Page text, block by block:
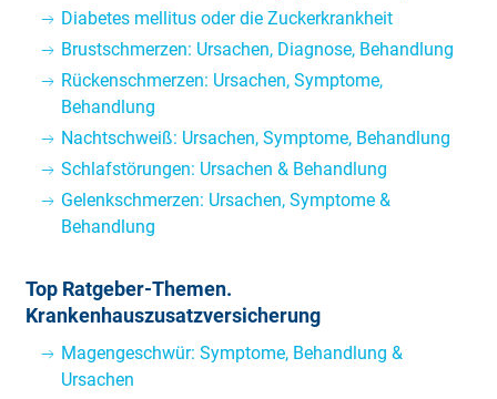
Diabetes mellitus oder die Zuckerkrankheit
Brustschmerzen: Ursachen, Diagnose, Behandlung
Rückenschmerzen: Ursachen, Symptome,
Behandlung
Nachtschweiß: Ursachen, Symptome, Behandlung
Schlafstörungen: Ursachen & Behandlung
Gelenkschmerzen: Ursachen, Symptome &
Behandlung
Top Ratgeber-Themen.
Krankenhauszusatzversicherung
Magengeschwür: Symptome, Behandlung &
Ursachen